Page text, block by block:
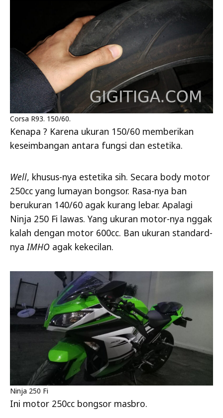
Corsa R93. 150/60.
Kenapa ? Karena ukuran 150/60 memberikan
keseimbangan antara fungsi dan estetika.
Well, khusus-nya estetika sih. Secara body motor
250cc yang lumayan bongsor. Rasa-nya ban
berukuran 140/60 agak kurang lebar. Apalagi
Ninja 250 Fi lawas. Yang ukuran motor-nya nggak
kalah dengan motor 600cc. Ban ukuran standard-
nyaIMHO agak kekecilan.
Ninja 250 Fi
Ini motor 250cc bongsor masbro.